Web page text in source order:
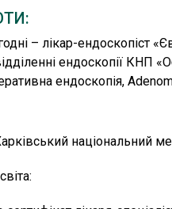
про свій вибір", –
безліч векторів
та відвідує профільні
Нерідко трапляються
Богдан
своєї справи і вміє
– лікар-ендоскопіст
ендоскопії КНП
ендоскопія,
національний